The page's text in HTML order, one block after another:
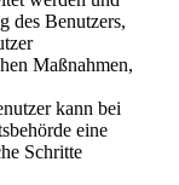
des Benutzers,
Maßnahmen,
kann bei
eine
Schritte